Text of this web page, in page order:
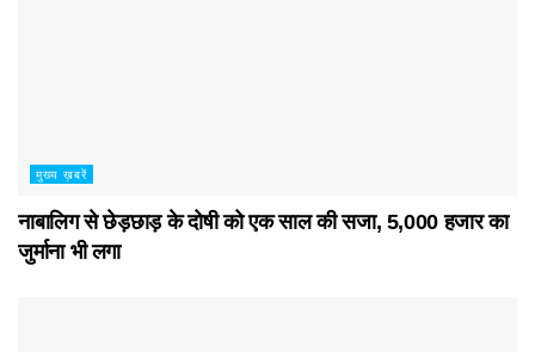
मुख्य ख़बरें
नाबालिग से छेड़छाड़ के दोषी को एक साल की सजा, 5,000 हजार का
जुर्माना भी लगा